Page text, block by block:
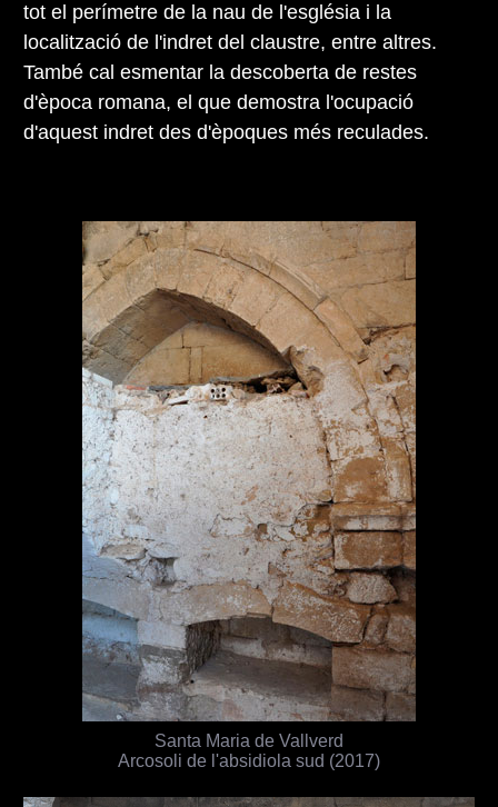
tot el perímetre de la nau de l'església i la
localització de l'indret del claustre, entre altres.
També cal esmentar la descoberta de restes
d'època romana, el que demostra l'ocupació
d'aquest indret des d'èpoques més reculades.
Santa Maria de Vallverd
Arcosoli de l'absidiola sud (2017)